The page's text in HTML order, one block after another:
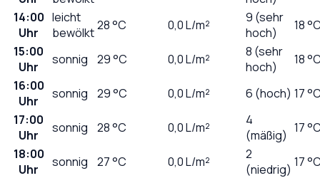
14:00
Uhr
leicht
bewölkt28°C 0,0L/m²
9 (sehr
hoch)
18
15:00
Uhr
sonnig 29°C 0,0L/m²
8 (sehr
hoch)
18
16:00
Uhr
sonnig 29°C 0,0L/m² 6 (hoch) 17
17:00
Uhr
sonnig 28°C 0,0L/m²
4
(mäßig) 17
18:00
Uhr
sonnig 27°C 0,0L/m²
2
(niedrig) 17